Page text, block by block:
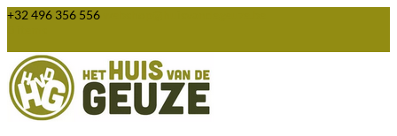
+32 496 356 556